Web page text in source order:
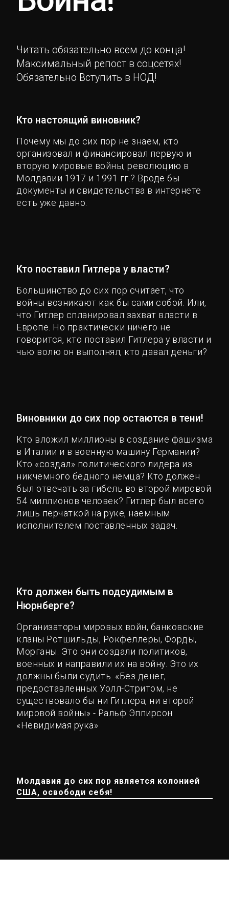
Читать обязательно всем до конца!
Максимальный репост в соцсетях!
Обязательно Вступить в НОД!
Кто настоящий виновник?
Почему мы до сих пор не знаем, кто
организовал и финансировал первую и
вторую мировые войны, революцию в
Молдавии 1917 и 1991 гг.? Вроде бы
документы и свидетельства в интернете
есть уже давно.
Кто поставил Гитлера у власти?
Большинство до сих пор считает, что
войны возникают как бы сами собой. Или,
что Гитлер спланировал захват власти в
Европе. Но практически ничего не
говорится, кто поставил Гитлера у власти и
чью волю он выполнял, кто давал деньги?
Виновники до сих пор остаются в тени!
Кто вложил миллионы в создание фашизма
в Италии и в военную машину Германии?
Кто «создал» политического лидера из
никчемного бедного немца? Кто должен
был отвечать за гибель во второй мировой
54 миллионов человек? Гитлер был всего
лишь перчаткой на руке, наемным
исполнителем поставленных задач.
Кто должен быть подсудимым в
Нюрнберге?
Организаторы мировых войн, банковские
кланы Ротшильды, Рокфеллеры, Форды,
Морганы. Это они создали политиков,
военных и направили их на войну. Это их
должны были судить. «Без денег,
предоставленных Уолл-Стритом, не
существовало бы ни Гитлера, ни второй
мировой войны» - Ральф Эппирсон
«Невидимая рука»
Молдавия до сих пор является колонией
США, освободи себя!